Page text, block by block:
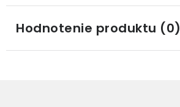
Hodnotenie produktu (0)